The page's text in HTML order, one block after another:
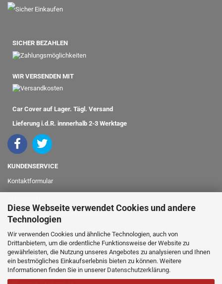
Diese Webseite verwendet Cookies und andere
Technologien
Wir verwenden Cookies und ähnliche Technologien, auch von
Drittanbietern, um die ordentliche Funktionsweise der Website zu
gewährleisten, die Nutzung unseres Angebotes zu analysieren und Ihnen
ein bestmögliches Einkaufserlebnis bieten zu können. Weitere
Informationen finden Sie in unserer Datenschutzerklärung.
SICHER BEZAHLEN
WIR VERSENDEN MIT
Car Cover auf Lager. Tägl. Versand
Lieferung i.d.R. innnerhalb 2-3 Werktage
KUNDENSERVICE
Kontaktformular
Ihr Fahrzeugmodell nicht gefunden?
info@classicshop24.de
bei Fragen oder für Bestellungen
rufen Sie einfach an: